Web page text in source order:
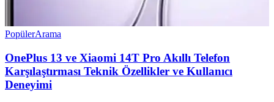
PopülerArama
OnePlus 13 ve Xiaomi 14T Pro Akıllı Telefon
Karşılaştırması Teknik Özellikler ve Kullanıcı
Deneyimi